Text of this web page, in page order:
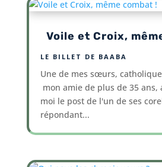
Voile et Croix,
LE BILLET DE BAABA
Une de mes sœurs,
mon amie de plus de 35 ans,
moi le post de l'un de ses
répondant...